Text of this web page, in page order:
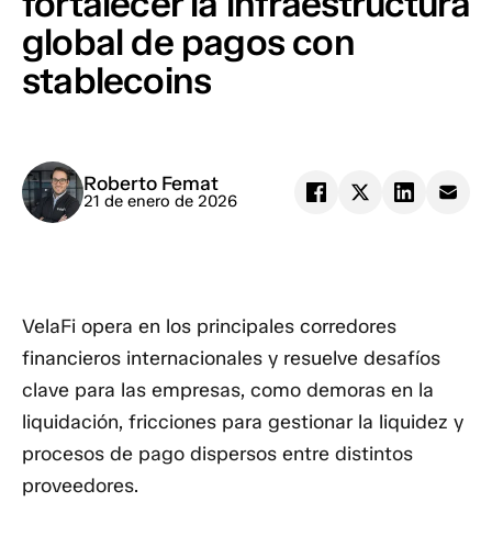
global de pagos con
stablecoins
Roberto Femat
21 de enero de 2026
VelaFi opera en los principales corredores
financieros internacionales y resuelve desafíos
clave para las empresas, como demoras en la
liquidación, fricciones para gestionar la liquidez y
procesos de pago dispersos entre distintos
proveedores.